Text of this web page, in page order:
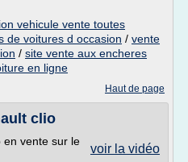
vehicule vente toutes
de voitures d occasion / vente
/ site vente aux encheres
en ligne
Haut de page
clio
voir la vidéo
en vente sur le